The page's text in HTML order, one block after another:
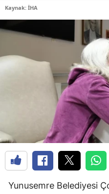
Kaynak: İHA
Yunusemre Belediyesi